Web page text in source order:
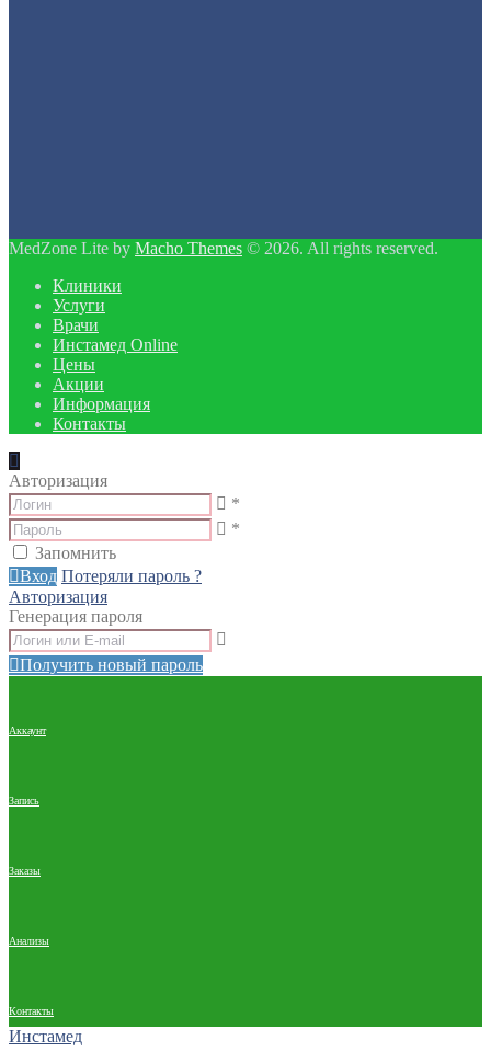
MedZone Lite by Macho Themes © 2026. All rights reserved.
Клиники
Услуги
Врачи
Инстамед Online
Цены
Акции
Информация
Контакты
Авторизация
*
*
Запомнить
Вход Потеряли пароль ?
Авторизация
Генерация пароля
Получить новый пароль
Аккаунт
Запись
Заказы
Анализы
Контакты
Инстамед